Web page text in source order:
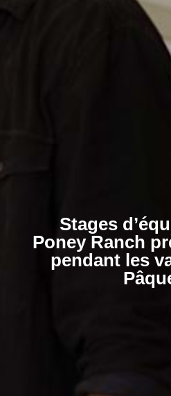
Stages
Poney Ranch
pendant les